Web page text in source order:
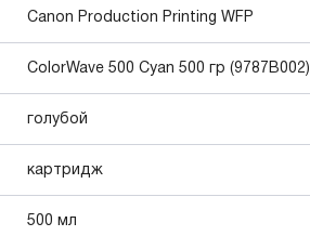
Canon Production Printing WFP
ColorWave 500 Cyan 500 гр (9787B002)
голубой
картридж
500 мл